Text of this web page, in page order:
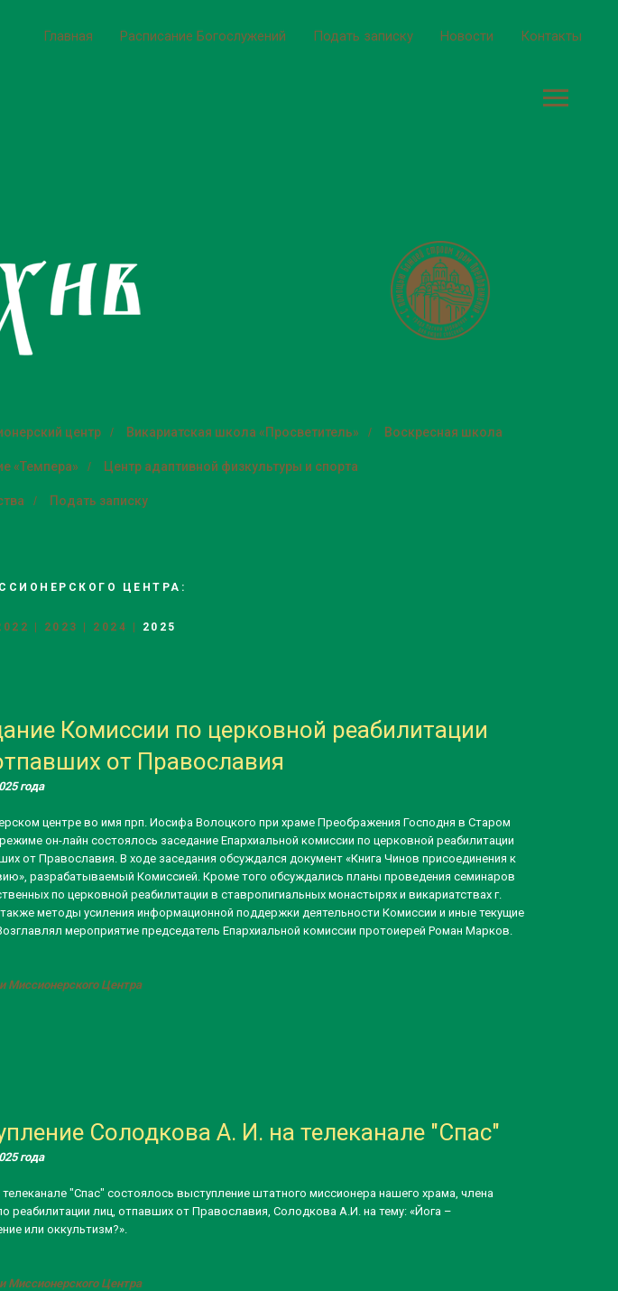
Главная Расписание Богослужений Подать записку Новости Контакты
центр / Викариатская школа «Просветитель» / Воскресная школа
«Темпера» / Центр адаптивной физкультуры и спорта
/ Подать записку
ЦЕНТРА:
2023 2024 2025
Комиссии по церковной реабилитации
от Православия
года
центре во имя прп. Иосифа Волоцкого при храме Преображения Господня в Старом
он-лайн состоялось заседание Епархиальной комиссии по церковной реабилитации
от Православия. В ходе заседания обсуждался документ «Книга Чинов присоединения к
разрабатываемый Комиссией. Кроме того обсуждались планы проведения семинаров
по церковной реабилитации в ставропигиальных монастырях и викариатствах г.
методы усиления информационной поддержки деятельности Комиссии и иные текущие
мероприятие председатель Епархиальной комиссии протоиерей Роман Марков.
Миссионерского Центра
Солодкова А. И. на телеканале "Спас"
года
телеканале "Спас" состоялось выступление штатного миссионера нашего храма, члена
реабилитации лиц, отпавших от Православия, Солодкова А.И. на тему: «Йога –
или оккультизм?».
Миссионерского Центра